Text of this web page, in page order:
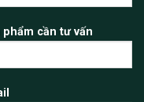
phẩm cần tư vấn